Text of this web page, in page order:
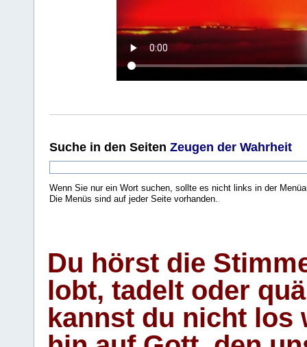
Suche in den Seiten Zeugen der Wahrheit
Wenn Sie nur ein Wort suchen, sollte es nicht links in der
Die Menüs sind auf jeder Seite vorhanden..
Du hörst die
lobt, tadelt oder
kannst du nicht los